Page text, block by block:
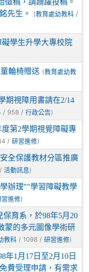
先生。
(教育處幼教科 /
學生升學大專校院
輪椅贈送 (教育處幼教
期視障用書請在2/14
/ 958 / 行政公告)
度第2學期視覺障礙專
/ 研習進修)
全保護教材分區推廣
活動訊息 )
辦理""學習障礙教學
習進修)
育系，於98年5月20
蒙的多元圖像學術研
教科 / 1098 / 研習進修)
年1月17日至2月10日
費受理申請，有需求